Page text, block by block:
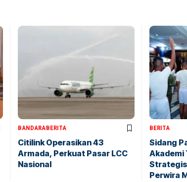
BANDARABERITA
Citilink Operasikan 43
Armada, Perkuat Pasar LCC
Nasional
BERITA
Sidang
Akademi
Perwira